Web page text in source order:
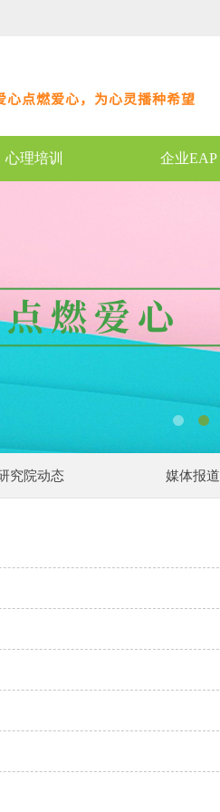
心点燃爱心，为心灵播种希望
心理培训 企业EAP
究院动态 媒体报道